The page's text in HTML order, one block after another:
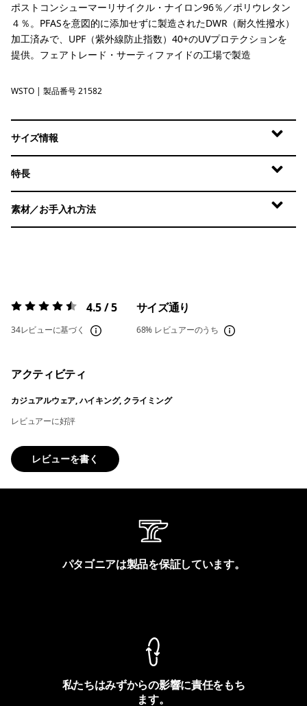
ポストコンシューマーリサイクル・ナイロン96％／ポリウレタン
４％。PFASを意図的に添加せずに製造されたDWR（耐久性撥水）
加工済みで、UPF（紫外線防止指数）40+のUVプロテクションを
提供。フェアトレード・サーティファイドの工場で製造
Weathered Stone
WSTO | 製品番号 21582
サイズ情報
特長
素材／お手入れ方法
評価:4.5 / 5 4.5 / 5
34レビューに基づく
サイズ通り
68% レビュアーのうち
アクティビティ
カジュアルウェア, ハイキング, クライミング
レビュアーに好評
レビューを書く
パタゴニアは製品を保証しています。
私たちはみずからの影響に責任をもち
ます。